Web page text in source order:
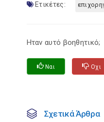
Ετικέτες:
Ηταν αυτό βοηθητικό;
Ναι Οχι
Σχετικά Άρθρα